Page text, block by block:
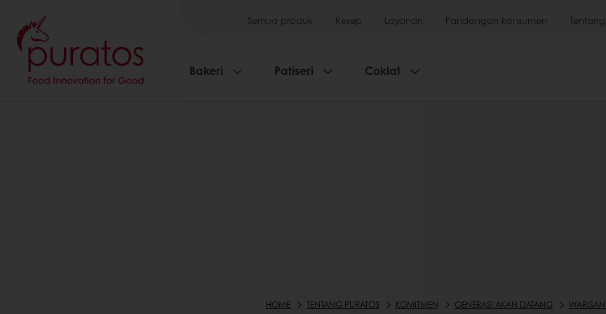
Semua produk Resep Layanan Pandangan konsumen
Bakeri Patiseri Coklat
HOME TENTANG PURATOS KOMITMEN GENERASI AKAN DATANG